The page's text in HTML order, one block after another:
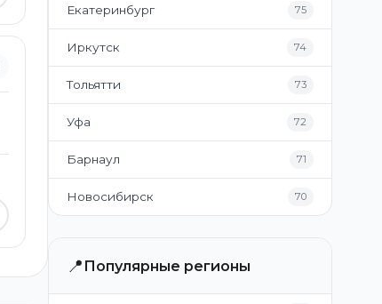
Екатеринбург 75
Иркутск 74
Тольятти 73
Уфа 72
Барнаул 71
Новосибирск 70
📍 Популярные регионы